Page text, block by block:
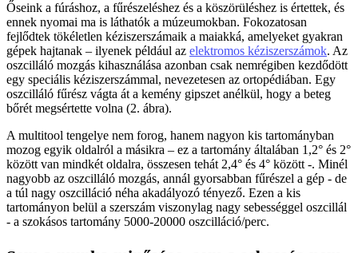
Őseink a fúráshoz, a fűrészeléshez és a köszörüléshez is értettek, és
ennek nyomai ma is láthatók a múzeumokban. Fokozatosan
fejlődtek tökéletlen kéziszerszámaik a maiakká, amelyeket gyakran
gépek hajtanak – ilyenek például az elektromos kéziszerszámok. Az
oszcilláló mozgás kihasználása azonban csak nemrégiben kezdődött
egy speciális kéziszerszámmal, nevezetesen az ortopédiában. Egy
oszcilláló fűrész vágta át a kemény gipszet anélkül, hogy a beteg
bőrét megsértette volna (2. ábra).
A multitool tengelye nem forog, hanem nagyon kis tartományban
mozog egyik oldalról a másikra – ez a tartomány általában 1,2° és 2°
között van mindkét oldalra, összesen tehát 2,4° és 4° között -. Minél
nagyobb az oszcilláló mozgás, annál gyorsabban fűrészel a gép - de
a túl nagy oszcilláció néha akadályozó tényező. Ezen a kis
tartományon belül a szerszám viszonylag nagy sebességgel oszcillál
- a szokásos tartomány 5000-20000 oszcilláció/perc.